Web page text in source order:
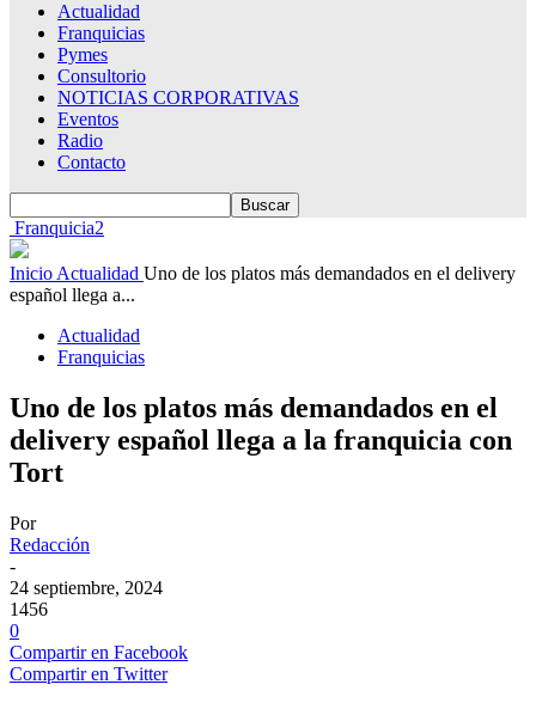
Actualidad
Franquicias
Pymes
Consultorio
NOTICIAS CORPORATIVAS
Eventos
Radio
Contacto
Franquicia2
Inicio Actualidad Uno de los platos más demandados en el delivery
español llega a...
Actualidad
Franquicias
Uno de los platos más demandados en el
delivery español llega a la franquicia con
Tort
Por
Redacción
-
24 septiembre, 2024
1456
0
Compartir en Facebook
Compartir en Twitter